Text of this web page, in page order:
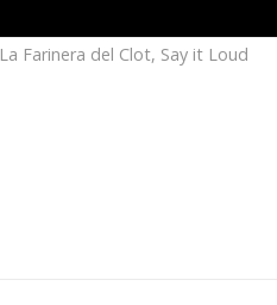
La Farinera del Clot, Say it Loud